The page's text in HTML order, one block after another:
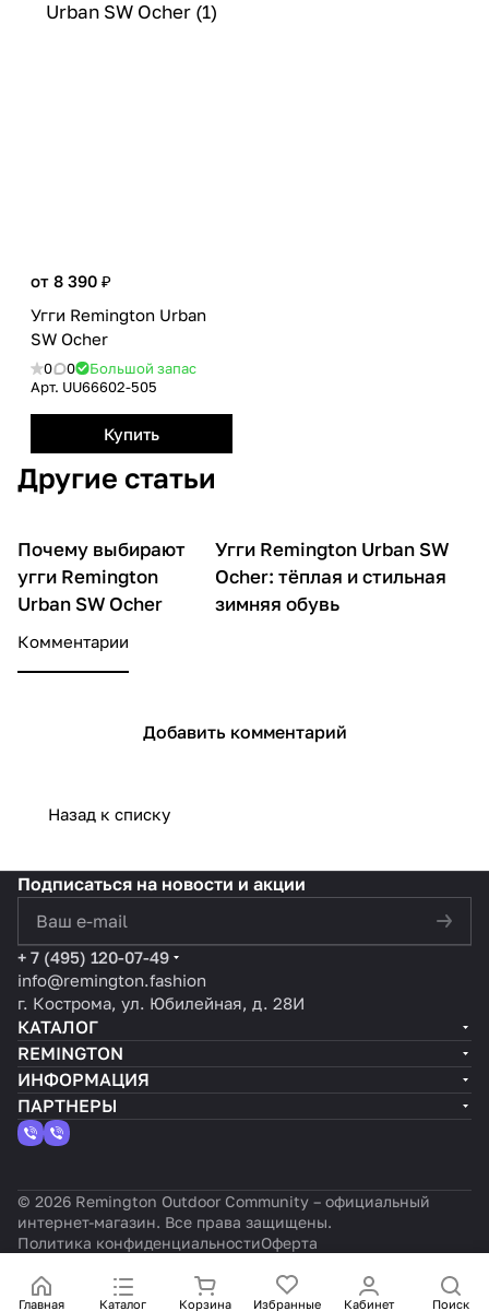
от 8 390 ₽
Угги Remington Urban
SW Ocher
0 0
Большой запас
Арт. UU66602-505
Купить
Другие статьи
О товарах
Почему выбирают
угги Remington
Urban SW Ocher
О товарах
Угги Remington Urban SW
Ocher: тёплая и стильная
зимняя обувь
Комментарии
Добавить комментарий
Назад к списку
Главная Каталог Корзина Избранные Кабинет Поиск
Подписаться на новости и акции
+ 7 (495) 120-07-49
info@remington.fashion
г. Кострома, ул. Юбилейная, д. 28И
КАТАЛОГ
REMINGTON
ИНФОРМАЦИЯ
ПАРТНЕРЫ
© 2026 Remington Outdoor Community – официальный
интернет-магазин. Все права защищены.
Политика конфиденциальностиОферта